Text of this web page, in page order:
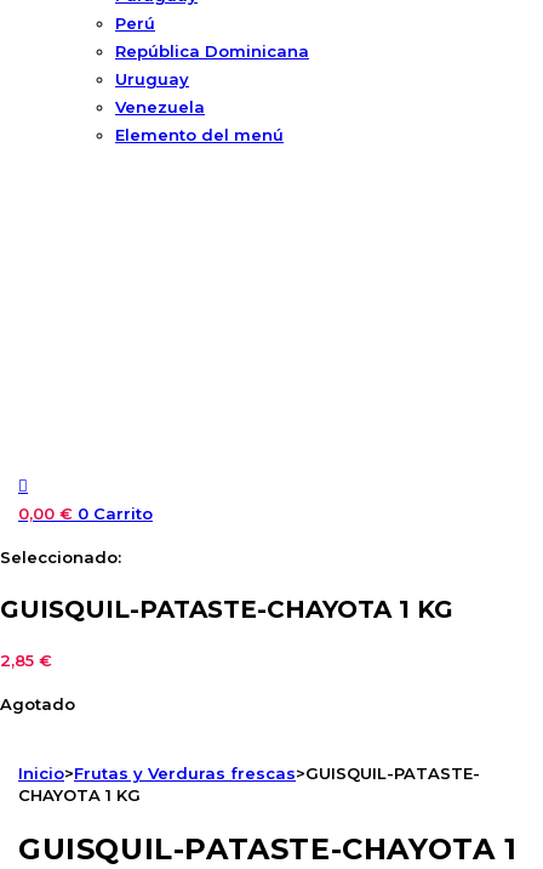
Perú
República Dominicana
Uruguay
Venezuela
Elemento del menú
0,00 € 0 Carrito
Seleccionado:
GUISQUIL-PATASTE-CHAYOTA 1 KG
2,85 €
Agotado
Inicio>Frutas y Verduras frescas>GUISQUIL-PATASTE-
CHAYOTA 1 KG
GUISQUIL-PATASTE-CHAYOTA 1